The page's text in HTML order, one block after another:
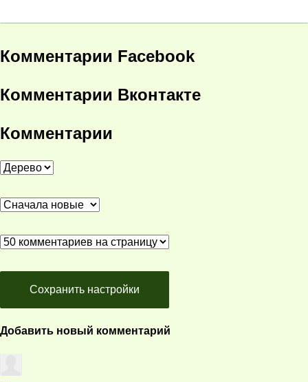
Комментарии Facebook
Комментарии Вконтакте
Комментарии
Сохранить настройки
Добавить новый комментарий